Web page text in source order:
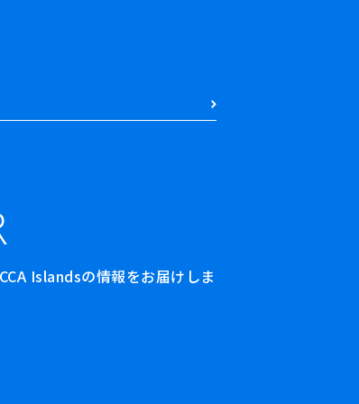
Islandsの情報をお届けしま